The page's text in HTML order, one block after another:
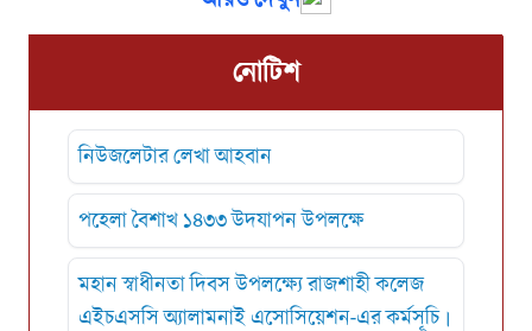
ধরনের কার্যক্রম অব্যাহত রাখব।
মহামিলনমেলা আয়োজনের পরিকল্পনা রয়েছে, যেখানে
আমাদের অ্যাসোসিয়েশন গুরুত্বপূর্ণ ভূমিকা পালন করবে
ইনশা আল্লাহ।
এই সমস্ত উদ্যোগের সফল বাস্তবায়নে আপনাদের সক্রিয়
সহযোগিতা, উৎসাহ ও অংশগ্রহণ একান্ত প্রয়োজন।
আসুন, আমরা সবাই মিলে রাজশাহী কলেজ এইচএসসি
নোটিশ
নিউজলেটার লেখা আহবান
পহেলা বৈশাখ ১৪৩৩ উদযাপন উপলক্ষে
মহান স্বাধীনতা দিবস উপলক্ষ্যে রাজশাহী কলেজ
এইচএসসি অ্যালামনাই এসোসিয়েশন-এর কর্মসূচি।